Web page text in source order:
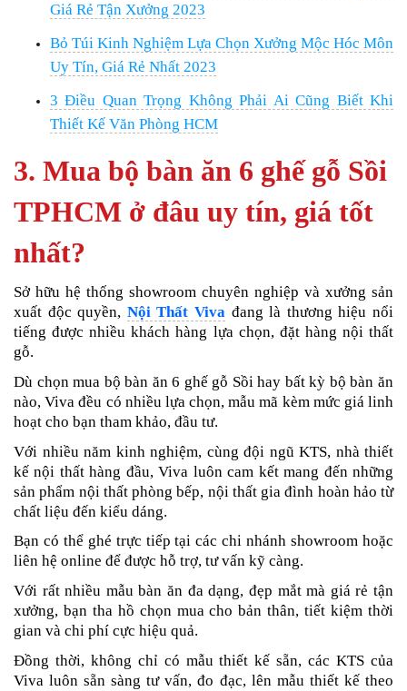
Giá Rẻ Tận Xưởng 2023
Bỏ Túi Kinh Nghiệm Lựa Chọn Xưởng Mộc Hóc Môn
Uy Tín, Giá Rẻ Nhất 2023
3 Điều Quan Trọng Không Phải Ai Cũng Biết Khi
Thiết Kế Văn Phòng HCM
3. Mua bộ bàn ăn 6 ghế gỗ Sồi
TPHCM ở đâu uy tín, giá tốt
nhất?
Sở hữu hệ thống showroom chuyên nghiệp và xưởng sản
xuất độc quyền, Nội Thất Viva đang là thương hiệu nổi
tiếng được nhiều khách hàng lựa chọn, đặt hàng nội thất
gỗ.
Dù chọn mua bộ bàn ăn 6 ghế gỗ Sồi hay bất kỳ bộ bàn ăn
nào, Viva đều có nhiều lựa chọn, mẫu mã kèm mức giá linh
hoạt cho bạn tham khảo, đầu tư.
Với nhiều năm kinh nghiệm, cùng đội ngũ KTS, nhà thiết
kế nội thất hàng đầu, Viva luôn cam kết mang đến những
sản phẩm nội thất phòng bếp, nội thất gia đình hoàn hảo từ
chất liệu đến kiểu dáng.
Bạn có thể ghé trực tiếp tại các chi nhánh showroom hoặc
liên hệ online để được hỗ trợ, tư vấn kỹ càng.
Với rất nhiều mẫu bàn ăn đa dạng, đẹp mắt mà giá rẻ tận
xưởng, bạn tha hồ chọn mua cho bản thân, tiết kiệm thời
gian và chi phí cực hiệu quả.
Đồng thời, không chỉ có mẫu thiết kế sẵn, các KTS của
Viva luôn sẵn sàng tư vấn, đo đạc, lên mẫu thiết kế theo